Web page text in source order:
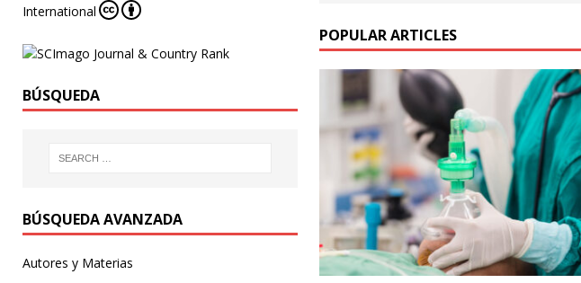
POPULAR ARTICLES
International
BÚSQUEDA
BÚSQUEDA AVANZADA
Autores y Materias